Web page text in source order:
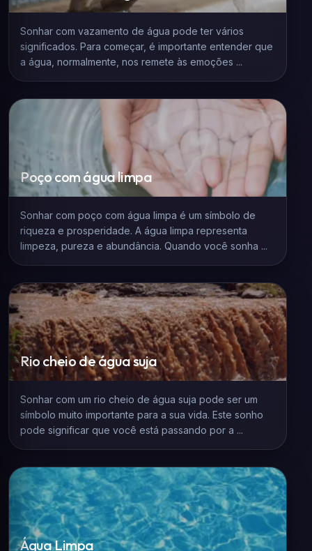
Sonhar com vazamento de água pode ter vários
significados. Para começar, é importante entender que
a água, normalmente, nos remete às emoções ...
Poço com água limpa
Sonhar com poço com água limpa é um símbolo de
riqueza e prosperidade. A água limpa representa
limpeza, pureza e abundância. Quando você sonha ...
Rio cheio de água suja
Sonhar com um rio cheio de água suja pode ser um
símbolo muito importante para a sua vida. Este sonho
pode significar que você está passando por a ...
Água Limpa